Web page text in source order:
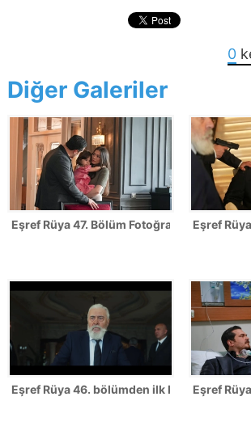
0
Diğer Galeriler
Eşref Rüya 47. Bölüm Fotoğrafları - FİNAL
Eşref
Eşref Rüya 46. bölümden ilk karelerEşref